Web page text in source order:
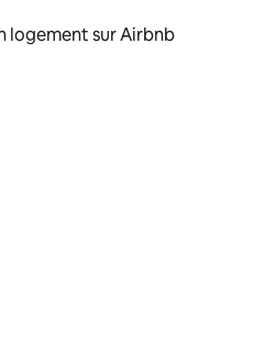
logement sur Airbnb